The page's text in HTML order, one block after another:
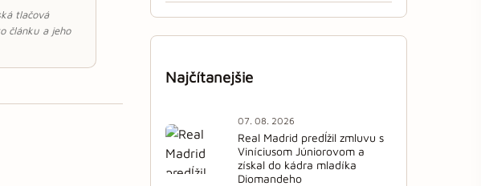
tlačová
článku a jeho
Najčítanejšie
07. 08. 2026
Real Madrid predĺžil zmluvu s
Viníciusom Júniorovom a
získal do kádra mladíka
Diomandeho